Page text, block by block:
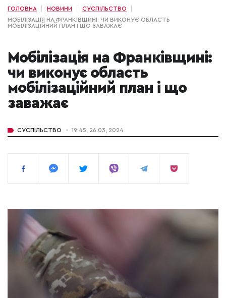
ГОЛОВНА НОВИНИ
СУСПІЛЬСТВО
МОБІЛІЗАЦІЯ НА ФРАНКІВЩИНІ: ЧИ ВИКОНУЄ ОБЛАСТЬ
МОБІЛІЗАЦІЙНИЙ ПЛАН І ЩО ЗАВАЖАЄ
Мобілізація на Франківщині:
чи виконує область
мобілізаційний план і що
заважає
СУСПІЛЬСТВО 19:45, 26.03, 2024